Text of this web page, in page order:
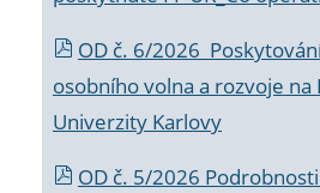
OD č. 6/2026
osobního volna a rozvoje
Univerzity Karlovy
OD č. 5/2026